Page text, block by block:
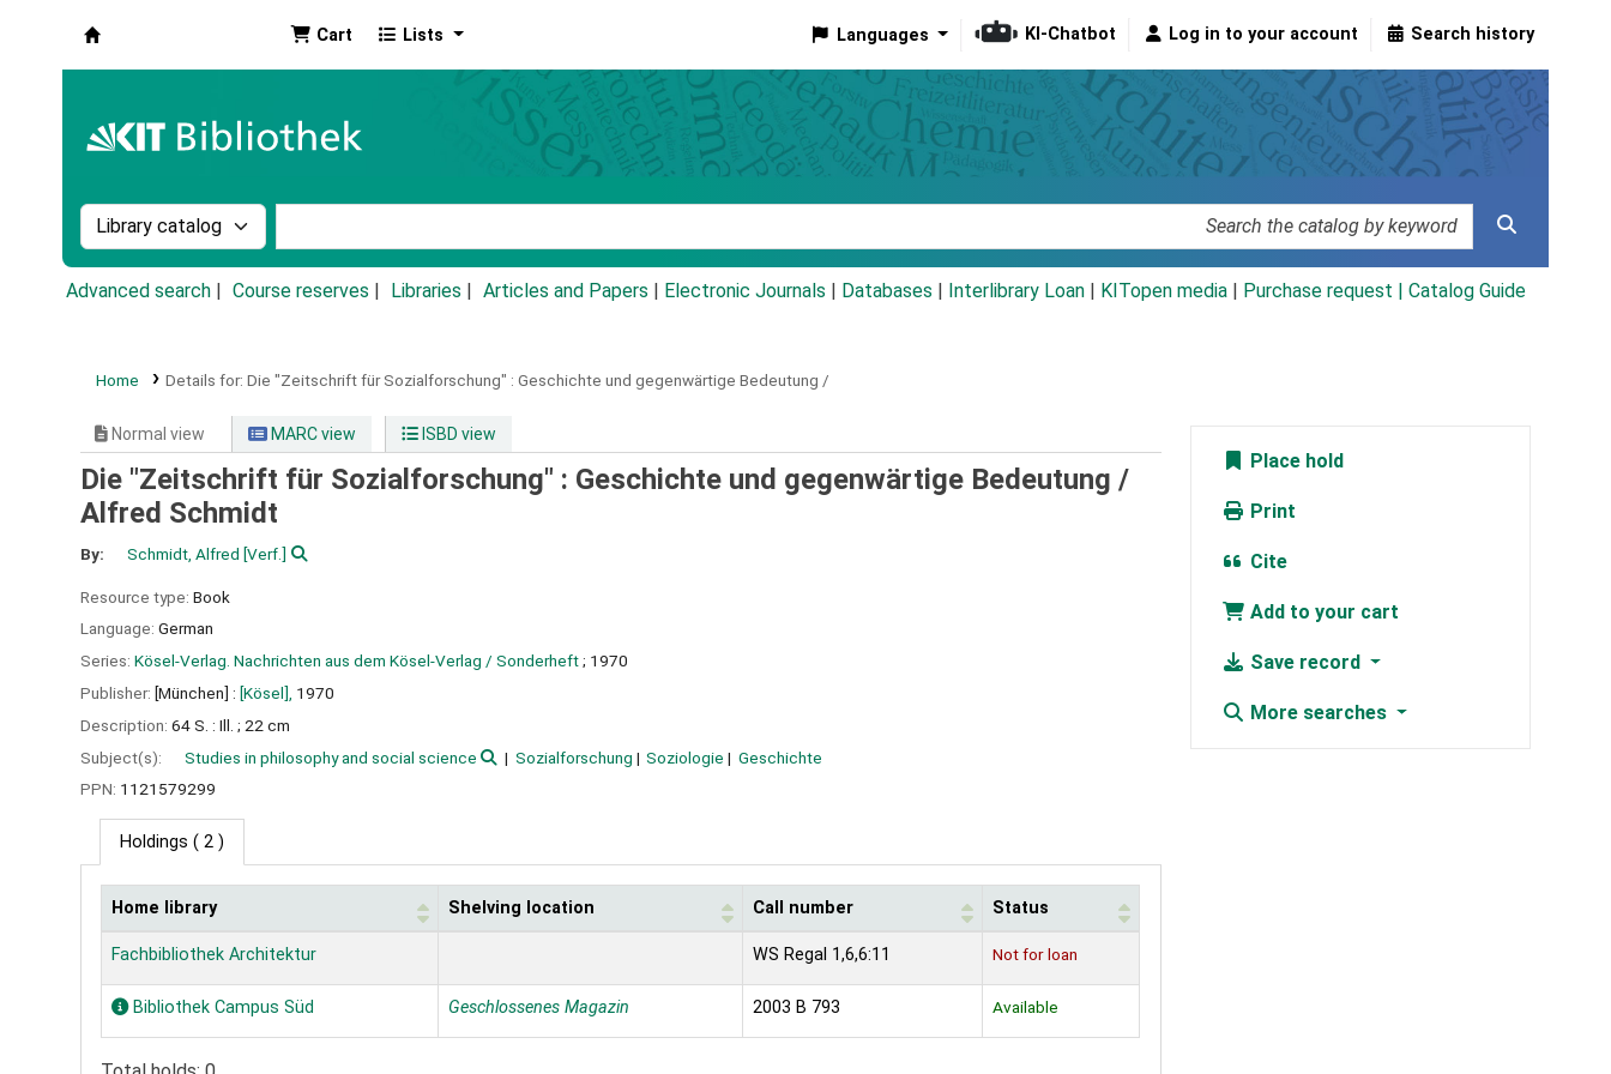
Cart Lists Languages KI-Chatbot Log in to your account Search history
Search the catalog by:
Advanced search Course reserves Libraries Articles and Papers Electronic Journals Databases Interlibrary Loan KITopen media Purchase request | Catalog Guide
Home Details for: Die "Zeitschrift für Sozialforschung" : Geschichte und gegenwärtige Bedeutung /
Normal view MARC view ISBD view
Die "Zeitschrift für Sozialforschung" : Geschichte und gegenwärtige Bedeutung /
Alfred Schmidt
By: Schmidt, Alfred [Verf.]
Resource type: Book
Language: German
Series: Kösel-Verlag. Nachrichten aus dem Kösel-Verlag / Sonderheft; 1970
Publisher: [München] : [Kösel], 1970
Description: 64 S. : Ill. ; 22 cm
Subject(s):
Studies in philosophy and social science Sozialforschung Soziologie
Geschichte
PPN: 1121579299
Holdings ( 2 )
Holdings
Home library Shelving location Call number Status
Fachbibliothek Architektur WS Regal 1,6,6:11 Not for loan
Bibliothek Campus Süd Geschlossenes Magazin 2003 B 793 Available
Place hold
Print
Cite
Add to your cart
Save record
More searches